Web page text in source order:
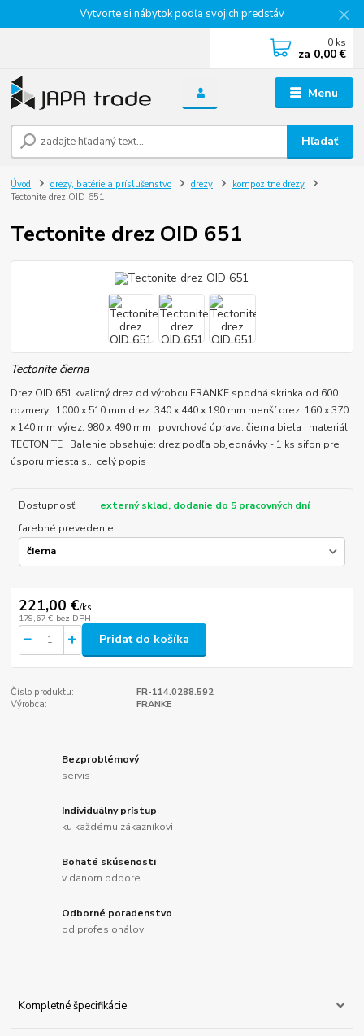
Vytvorte si nábytok podľa svojich predstáv
Menu
Hľadať
0 ks
za 0,00 €
Úvod drezy, batérie a príslušenstvo drezy
kompozitné drezy
Tectonite drez OID 651
Tectonite drez OID 651
Tectonite čierna
Drez OID 651 kvalitný drez od výrobcu FRANKE spodná skrinka od 600
rozmery : 1000 x 510 mm drez: 340 x 440 x 190 mm menší drez: 160 x 370
x 140 mm výrez: 980 x 490 mm povrchová úprava: čierna biela materiál:
TECTONITE Balenie obsahuje: drez podľa objednávky - 1 ks sifon pre
úsporu miesta s... celý popis
Dostupnosť
externý sklad, dodanie do 5 pracovných dní
farebné prevedenie
221,00 €/ks
179,67 € bez DPH
Pridať do košíka
Číslo produktu:
FR-114.0288.592
Výrobca:
FRANKE
Bezproblémový
servis
Individuálny prístup
ku každému zákazníkovi
Bohaté skúsenosti
v danom odbore
Odborné poradenstvo
od profesionálov
Kompletné špecifikácie